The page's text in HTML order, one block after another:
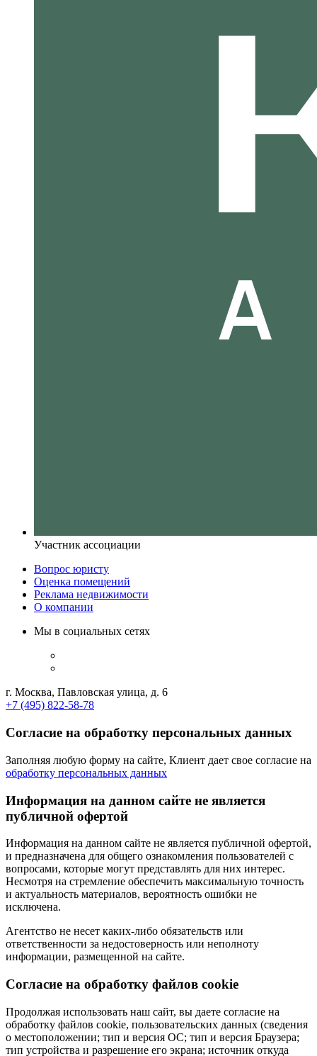
Участник ассоциации
Вопрос юристу
Оценка помещений
Реклама недвижимости
О компании
Мы в социальных сетях
г. Москва, Павловская улица, д. 6
+7 (495) 822-58-78
Согласие на обработку персональных данных
Заполняя любую форму на сайте, Клиент дает свое согласие на
обработку персональных данных
Информация на данном сайте не является
публичной офертой
Информация на данном сайте не является публичной офертой,
и предназначена для общего ознакомления пользователей с
вопросами, которые могут представлять для них интерес.
Несмотря на стремление обеспечить максимальную точность
и актуальность материалов, вероятность ошибки не
исключена.
Агентство не несет каких-либо обязательств или
ответственности за недостоверность или неполноту
информации, размещенной на сайте.
Cогласие на обработку файлов cookie
Продолжая использовать наш сайт, вы даете согласие на
обработку файлов cookie, пользовательских данных (сведения
о местоположении; тип и версия ОС; тип и версия Браузера;
тип устройства и разрешение его экрана; источник откуда